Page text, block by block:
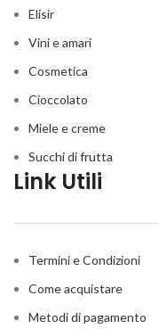
Elisir
Vini e amari
Cosmetica
Cioccolato
Miele e creme
Succhi di frutta
Link Utili
Termini e Condizioni
Come acquistare
Metodi di pagamento